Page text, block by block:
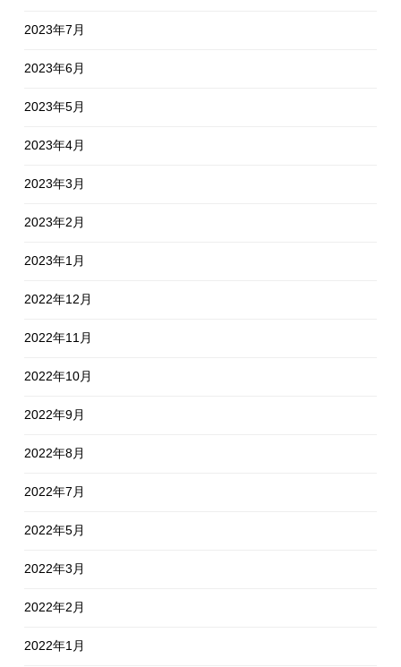
2023年7月
2023年6月
2023年5月
2023年4月
2023年3月
2023年2月
2023年1月
2022年12月
2022年11月
2022年10月
2022年9月
2022年8月
2022年7月
2022年5月
2022年3月
2022年2月
2022年1月